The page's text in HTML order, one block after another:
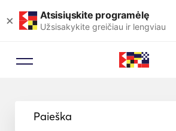
× Atsisiųskite programėlę
Užsisakykite greičiau ir lengviau
Paieška